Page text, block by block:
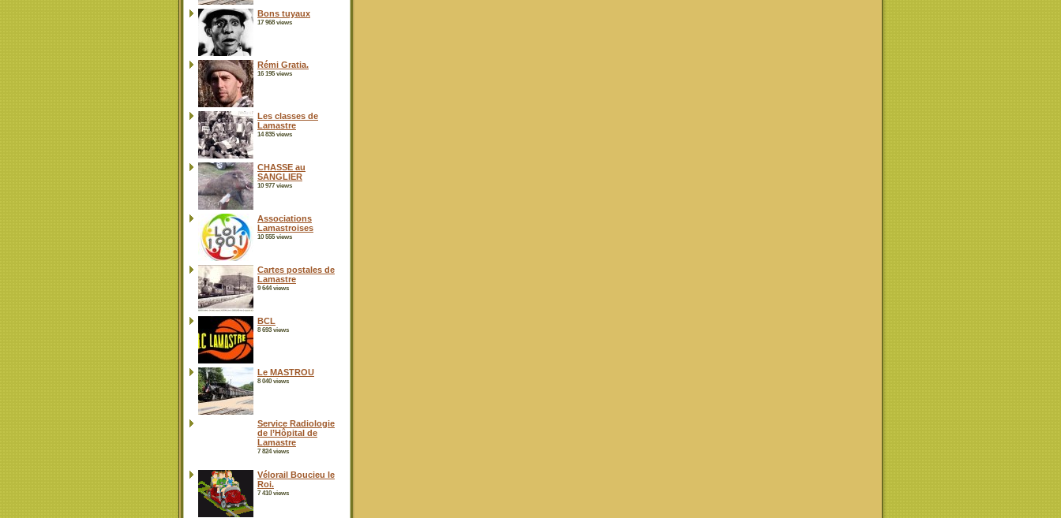
Bons tuyaux
17 968 views
Rémi Gratia.
16 195 views
Les classes de
Lamastre
14 835 views
CHASSE au
SANGLIER
10 977 views
Associations
Lamastroises
10 555 views
Cartes postales de
Lamastre
9 644 views
BCL
8 693 views
Le MASTROU
8 040 views
Service Radiologie
de l’Hôpital de
Lamastre
7 824 views
Vélorail Boucieu le
Roi.
7 410 views